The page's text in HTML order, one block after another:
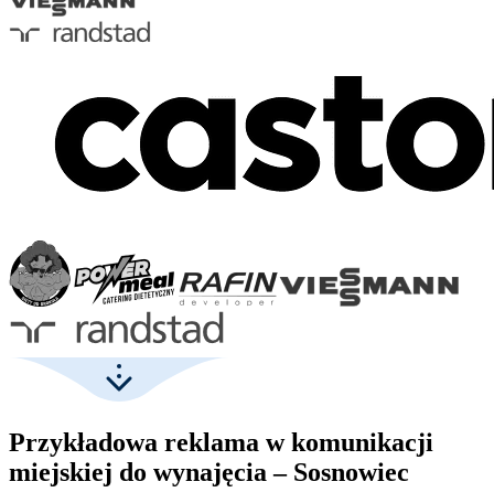
Przykładowa reklama w komunikacji
miejskiej do wynajęcia – Sosnowiec